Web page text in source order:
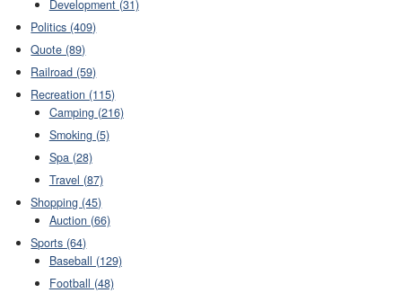
Development (31)
Politics (409)
Quote (89)
Railroad (59)
Recreation (115)
Camping (216)
Smoking (5)
Spa (28)
Travel (87)
Shopping (45)
Auction (66)
Sports (64)
Baseball (129)
Football (48)